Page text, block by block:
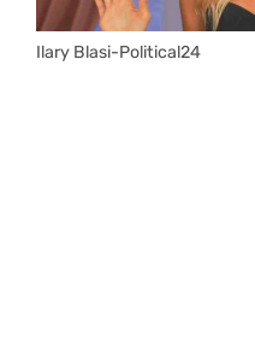
Ilary Blasi-Political24